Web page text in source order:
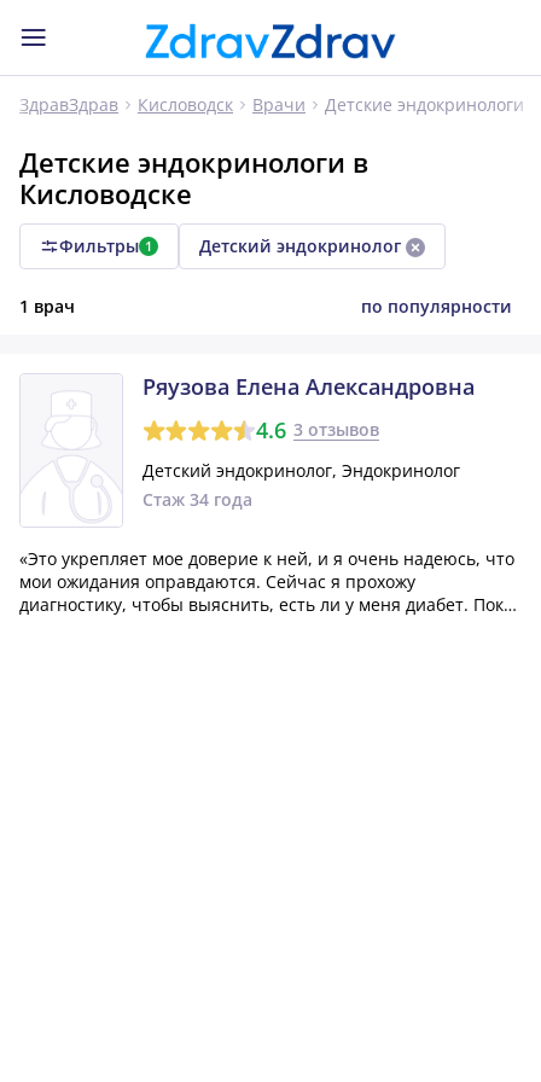
ЗдравЗдрав Кисловодск Врачи Детские эндокринологи
Детские эндокринологи в
Кисловодске
Фильтры 1 Детский эндокринолог
1 врач по популярности
Ряузова Елена Александровна
4.6 3 отзывов
Детский эндокринолог, Эндокринолог
Стаж 34 года
«Это укрепляет мое доверие к ней, и я очень надеюсь, что
мои ожидания оправдаются. Сейчас я прохожу
диагностику, чтобы выяснить, есть ли у меня диабет. Пока